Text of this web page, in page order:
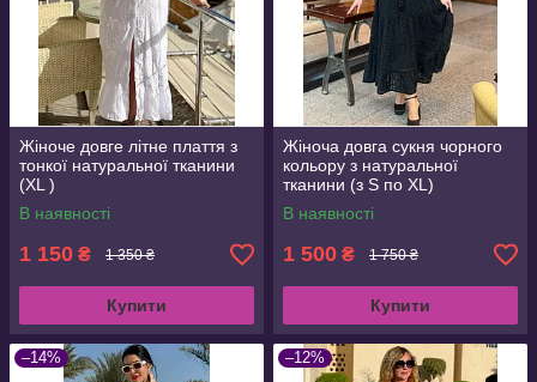
Жіноче довге літне плаття з
тонкої натуральної тканини
(XL )
В наявності
1 150 ₴ 1 350 ₴
Купити
Жіноча довга сукня чорного
кольору з натуральної
тканини (з S по XL)
В наявності
1 500 ₴ 1 750 ₴
Купити
–14% –12%